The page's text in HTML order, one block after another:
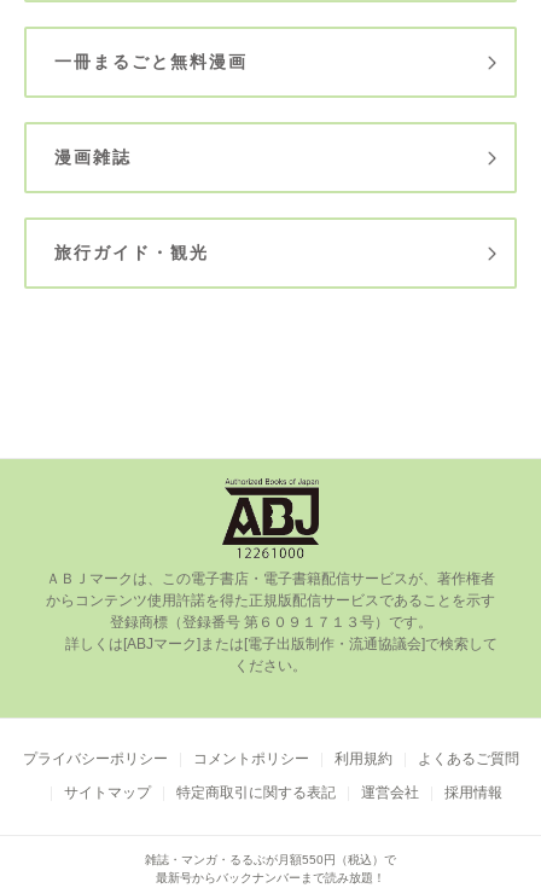
一冊まるごと無料漫画
漫画雑誌
旅行ガイド・観光
ＡＢＪマークは、この電⼦書店・電⼦書籍配信サービスが、著作権者
からコンテンツ使⽤許諾を得た正規版配信サービスであることを⽰す
登録商標（登録番号 第６０９１７１３号）です。
ください。
プライバシーポリシー コメントポリシー 利用規約
よくあるご質問
サイトマップ
特定商取引に関する表記 運営会社 採用情報
雑誌・マンガ・るるぶが月額550円（税込）で
最新号からバックナンバーまで読み放題！